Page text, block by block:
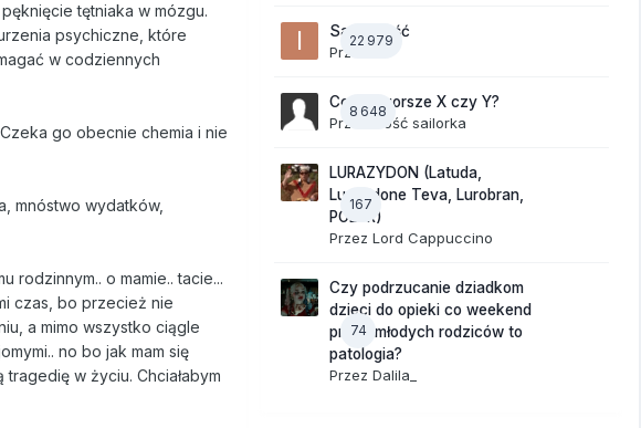
tętniaka w mózgu.
psychiczne, które
w codziennych
go obecnie chemia i nie
mnóstwo wydatków,
rodzinnym.. o mamie.. tacie...
czas, bo przecież nie
a mimo wszystko ciągle
no bo jak mam się
w życiu. Chciałabym
22 979
Samotność
Przez
8 648
Co jest gorsze X czy Y?
Przez Gość sailorka
167
LURAZYDON (Latuda,
Lurasidone Teva, Lurobran,
POLUR)
Przez Lord Cappuccino
74
Czy podrzucanie dziadkom
dzieci do opieki co weekend
przez młodych rodziców to
patologia?
Przez Dalila_